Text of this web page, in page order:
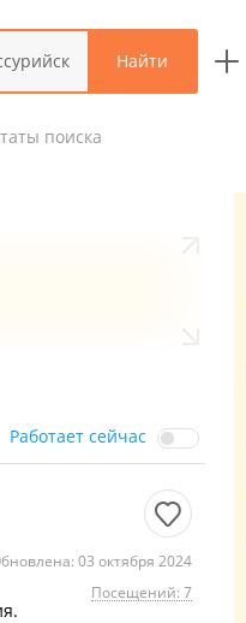
Найти
поиска
Работает сейчас
03 октября 2024
Посещений: 7